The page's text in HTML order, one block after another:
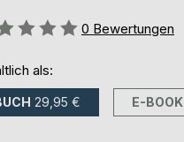
0 Bewertungen
als:
29,95 € E-BOOK